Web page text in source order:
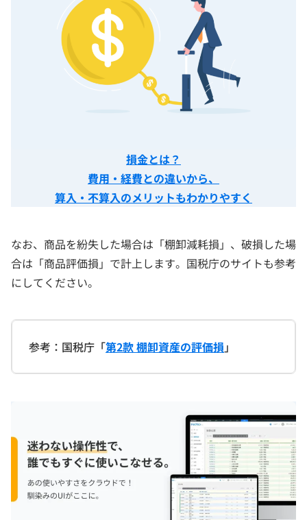
損金とは？
費用・経費との違いから、
算入・不算入のメリットもわかりやすく
なお、商品を紛失した場合は「棚卸減耗損」、破損した場
合は「商品評価損」で計上します。国税庁のサイトも参考
にしてください。
参考：国税庁「第2款 棚卸資産の評価損 」